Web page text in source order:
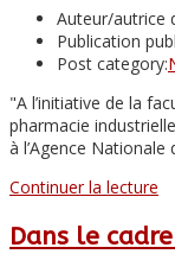
Auteur/autrice
Publication
Post category:
"A l’initiative de la
pharmacie
à l’Agence
Continuer la lecture
Dans le